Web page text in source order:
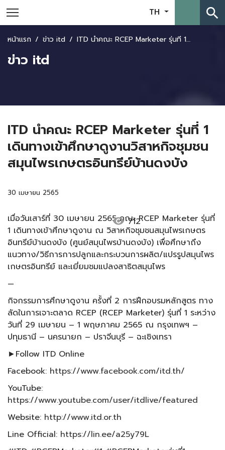
TH search
หน้าแรก ข่าว itd ITD นำคณะ RCEP Marketer รุ่นที่ 1 เดินทางเข้าศึกษาดูงานวิสาหกิจชุมชนสมุนไพรเกษตรอินทรีย์บ้านดงบัง
ข่าว itd
ITD นำคณะ RCEP Marketer รุ่นที่ 1
เดินทางเข้าศึกษาดูงานวิสาหกิจชุมชน
สมุนไพรเกษตรอินทรีย์บ้านดงบัง
30 เมษายน 2565
visibility712
เมื่อวันเสาร์ที่ 30 เมษายน 2565 คณะ RCEP Marketer รุ่นที่
1 เดินทางเข้าศึกษาดูงาน ณ วิสาหกิจชุมชนสมุนไพรเกษตร
อินทรีย์บ้านดงบัง (ศูนย์สมุนไพรบ้านดงบัง) เพื่อศึกษาถึง
แนวทาง/วิธีการการปลูกและกระบวนการผลิต/แปรรูปสมุนไพร
เกษตรอินทรีย์ และเยี่ยมชมแปลงสาธิตสมุนไพร
—
กิจกรรมการศึกษาดูงาน ครั้งที่ 2 การฝึกอบรมหลักสูตร ทาง
ลัดในการเจาะตลาด RCEP (RCEP Marketer) รุ่นที่ 1 ระหว่าง
วันที่ 29 เมษายน – 1 พฤษภาคม 2565 ณ กรุงเทพฯ –
ปทุมธานี – นครนายก – ปราจีนบุรี – ฉะเชิงเทรา
►Follow ITD Online
Facebook: https://www.facebook.com/itd.th/
YouTube:
https://www.youtube.com/user/itdlive/featured
Website: http://www.itd.or.th
Line Official: https://lin.ee/a25y79L